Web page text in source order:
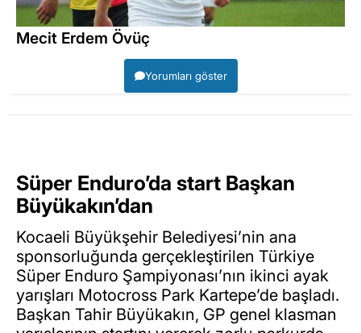
Mecit Erdem Övüç
Yorumları göster
Süper Enduro’da start Başkan
Büyükakın’dan
Kocaeli Büyükşehir Belediyesi’nin ana
sponsorluğunda gerçekleştirilen Türkiye
Süper Enduro Şampiyonası’nın ikinci ayak
yarışları Motocross Park Kartepe’de başladı.
Başkan Tahir Büyükakın, GP genel klasman